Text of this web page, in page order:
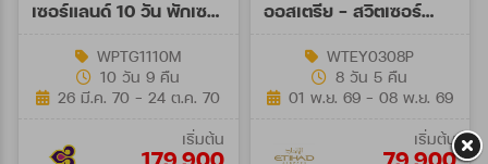
เซอร์แลนด์ 10 วัน พักเซ
WPTG1110M
10 วัน 9 คืน
26 มี.ค. 70 - 24 ต.ค. 70
เริ่มต้น
ออสเตรีย - สวิตเซอร์
NOV 26 WTEY0308P
8 วัน 5 คืน
01 พ.ย. 69 - 08 พ.ย. 69
เริ่มต้น